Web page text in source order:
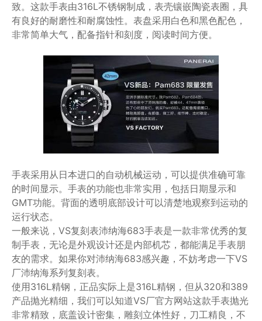
致。这款手表由316L不锈钢制成，表壳镶嵌陶瓷表圈，具
有良好的耐磨性和耐腐蚀性。表盘采用白色和黑色配色，
非常简单大气，配备指针和刻度，阅读时间方便。
手表采用从日本进口的自动机械运动，可以提供准确可靠
的时间显示。手表的功能也非常实用，包括日期显示和
GMT功能。背面的透明底部设计可以清楚地观察到运动的
运行状态。
一般来说，VS复刻表沛纳海683手表是一款非常优秀的复
制手表，无论是外观设计还是内部机芯，都能满足手表朋
友的需求。如果你对沛纳海683感兴趣，不妨考虑一下VS
厂沛纳海系列复刻表。
使用316L精钢，正品实际上是316L精钢，但从320和389
产品抛光精细，我们可以知道VS厂官方网站这款手表抛光
非常精致，底盖设计密集，雕刻立体性好，刀工精良，不